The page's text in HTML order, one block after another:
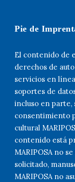
Pie de
El contenido de
derechos de
servicios en
soportes de
incluso en parte,
consentimiento
cultural
contenido está
MARIPOSA no
solicitado,
MARIPOSA no